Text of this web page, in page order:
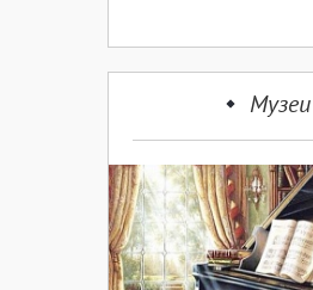
Музеи